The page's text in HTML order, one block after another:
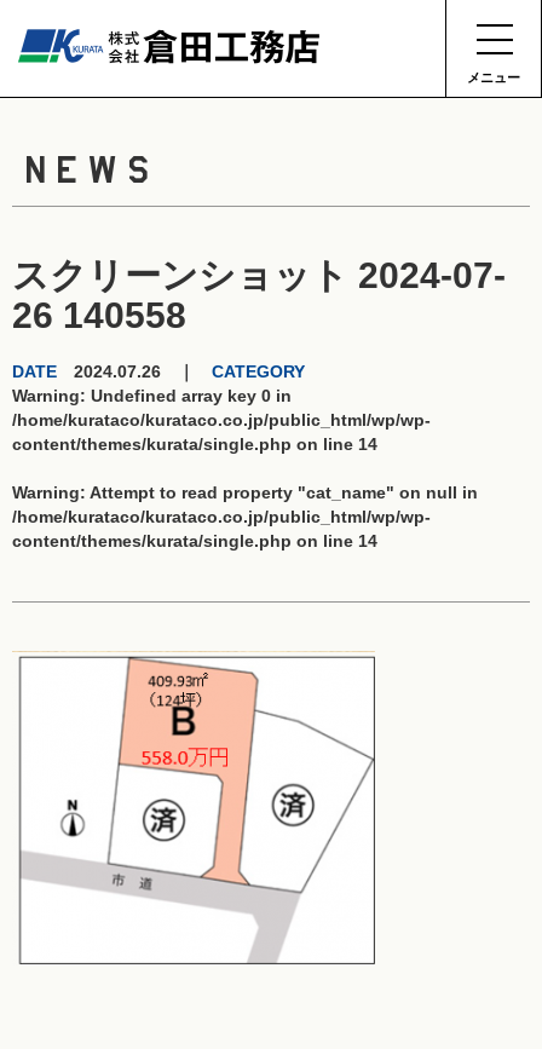
メニュー
NEWS
スクリーンショット 2024-07-
26 140558
DATE 2024.07.26 ｜ CATEGORY
Warning: Undefined array key 0 in
/home/kurataco/kurataco.co.jp/public_html/wp/wp-
content/themes/kurata/single.php on line 14
Warning: Attempt to read property "cat_name" on null in
/home/kurataco/kurataco.co.jp/public_html/wp/wp-
content/themes/kurata/single.php on line 14